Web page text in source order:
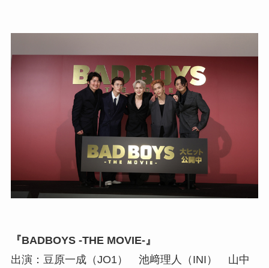
『BADBOYS -THE MOVIE-』
出演：豆原一成（JO1） 池﨑理人（INI） 山中